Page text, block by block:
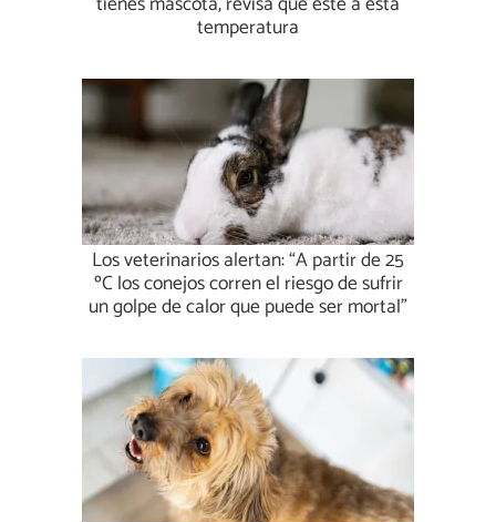
temperatura
Los veterinarios alertan: “A partir de 25
ºC los conejos corren el riesgo de sufrir
un golpe de calor que puede ser mortal”